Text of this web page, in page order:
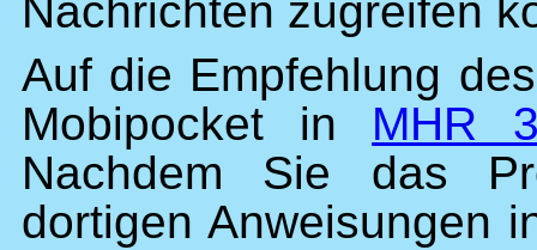
Nachrichten zugreifen
Auf die Empfehlung
Mobipocket in MHR
Nachdem Sie das
dortigen Anweisungen